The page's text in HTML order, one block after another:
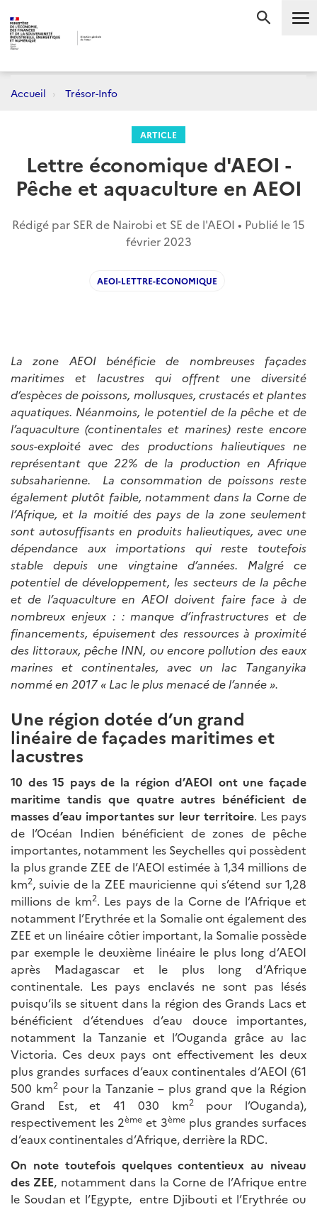
Accueil Trésor-Info
ARTICLE
Lettre économique d'AEOI -
Pêche et aquaculture en AEOI
Rédigé par SER de Nairobi et SE de l'AEOI • Publié le15
février 2023
AEOI-LETTRE-ECONOMIQUE
La zone AEOI bénéficie de nombreuses façades
maritimes et lacustres qui offrent une diversité
d’espèces de poissons, mollusques, crustacés et plantes
aquatiques. Néanmoins, le potentiel de la pêche et de
l’aquaculture (continentales et marines) reste encore
sous-exploité avec des productions halieutiques ne
représentant que 22% de la production en Afrique
subsaharienne. La consommation de poissons reste
également plutôt faible, notamment dans la Corne de
l’Afrique, et la moitié des pays de la zone seulement
sont autosuffisants en produits halieutiques, avec une
dépendance aux importations qui reste toutefois
stable depuis une vingtaine d’années. Malgré ce
potentiel de développement, les secteurs de la pêche
et de l’aquaculture en AEOI doivent faire face à de
nombreux enjeux : : manque d’infrastructures et de
financements, épuisement des ressources à proximité
des littoraux, pêche INN, ou encore pollution des eaux
marines et continentales, avec un lac Tanganyika
nommé en 2017 « Lac le plus menacé de l’année ».
Une région dotée d’un grand
linéaire de façades maritimes et
lacustres
10 des 15 pays de la région d’AEOI ont une façade
maritime tandis que quatre autres bénéficient de
masses d’eau importantes sur leur territoire. Les pays
de l’Océan Indien bénéficient de zones de pêche
importantes, notamment les Seychelles qui possèdent
la plus grande ZEE de l’AEOI estimée à 1,34 millions de
km2, suivie de la ZEE mauricienne qui s’étend sur 1,28
millions de km2. Les pays de la Corne de l’Afrique et
notamment l’Erythrée et la Somalie ont également des
ZEE et un linéaire côtier important, la Somalie possède
par exemple le deuxième linéaire le plus long d’AEOI
après Madagascar et le plus long d’Afrique
continentale. Les pays enclavés ne sont pas lésés
puisqu’ils se situent dans la région des Grands Lacs et
bénéficient d’étendues d’eau douce importantes,
notamment la Tanzanie et l’Ouganda grâce au lac
Victoria. Ces deux pays ont effectivement les deux
plus grandes surfaces d’eaux continentales d’AEOI (61
500 km2pour la Tanzanie – plus grand que la Région
Grand Est, et 41 030 km2pour l’Ouganda),
respectivement les 2ème et 3ème plus grandes surfaces
d’eaux continentales d’Afrique, derrière la RDC.
On note toutefois quelques contentieux au niveau
des ZEE, notamment dans la Corne de l’Afrique entre
le Soudan et l’Egypte, entre Djibouti et l’Erythrée ou